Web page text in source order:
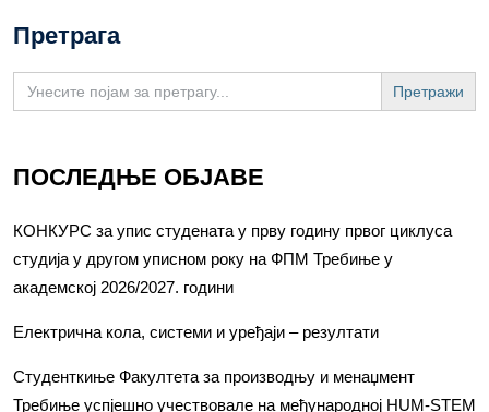
Претрага
Search
for:
ПОСЛЕДЊЕ ОБЈАВЕ
КОНКУРС за упис студената у прву годину првог циклуса
студија у другом уписном року на ФПМ Требиње у
академској 2026/2027. години
Електрична кола, системи и уређаји – резултати
Студенткиње Факултета за производњу и менаџмент
Требиње успјешно учествовале на међународној HUM-STEM